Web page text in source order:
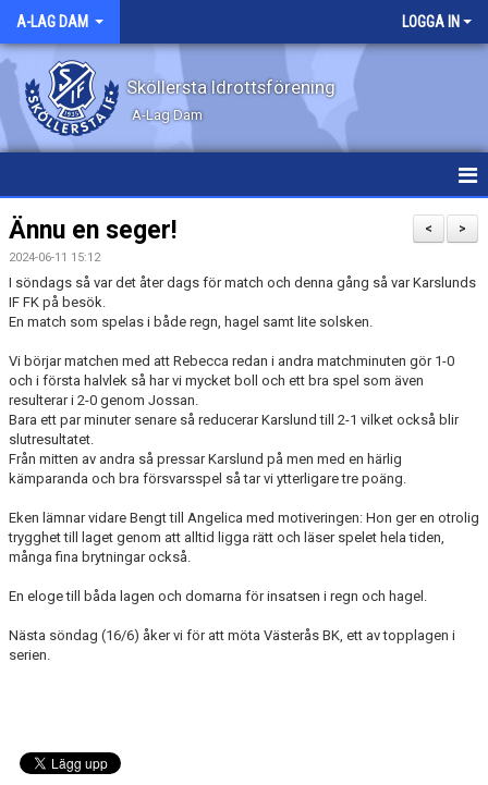
A-LAG DAM LOGGA IN
Sköllersta Idrottsförening
A-Lag Dam
HEM
NYHETER
KALENDER
MATCHER
TRUPPEN
BILDGALLERI
KONTAKT
>
<
Ännu en seger!
2024-06-11 15:12
I söndags så var det åter dags för match och denna gång så var Karslunds
IF FK på besök.
En match som spelas i både regn, hagel samt lite solsken.
Vi börjar matchen med att Rebecca redan i andra matchminuten gör 1-0
och i första halvlek så har vi mycket boll och ett bra spel som även
resulterar i 2-0 genom Jossan.
Bara ett par minuter senare så reducerar Karslund till 2-1 vilket också blir
slutresultatet.
Från mitten av andra så pressar Karslund på men med en härlig
kämparanda och bra försvarsspel så tar vi ytterligare tre poäng.
Eken lämnar vidare Bengt till Angelica med motiveringen: Hon ger en otrolig
trygghet till laget genom att alltid ligga rätt och läser spelet hela tiden,
många fina brytningar också.
En eloge till båda lagen och domarna för insatsen i regn och hagel.
Nästa söndag (16/6) åker vi för att möta Västerås BK, ett av topplagen i
serien.